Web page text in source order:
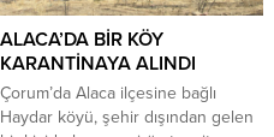
ALACA’DA BİR KÖY
KARANTİNAYA ALINDI
Çorum’da Alaca ilçesine bağlı
Haydar köyü, şehir dışından gelen